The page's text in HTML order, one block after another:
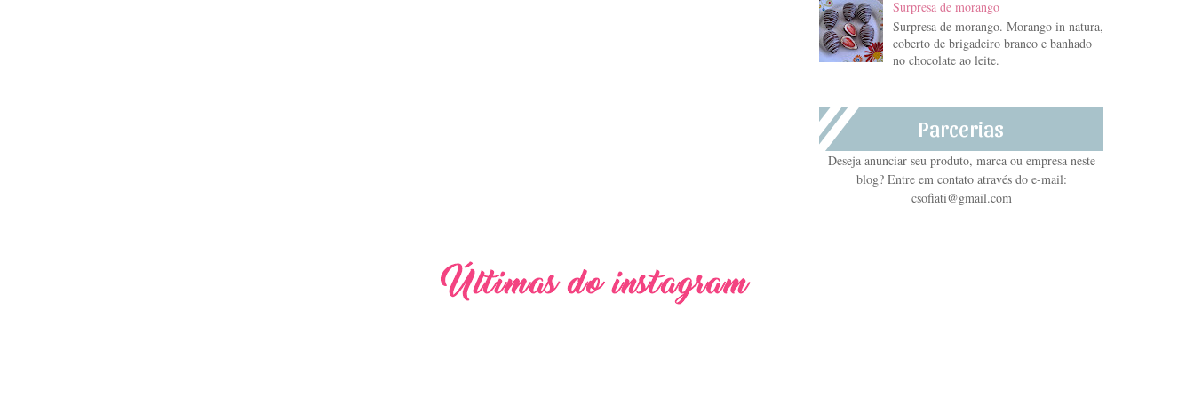
Surpresa de morango
Surpresa de morango. Morango in natura,
coberto de brigadeiro branco e banhado
no chocolate ao leite.
Parcerias
Deseja anunciar seu produto, marca ou empresa neste
blog? Entre em contato através do e-mail:
csofiati@gmail.com